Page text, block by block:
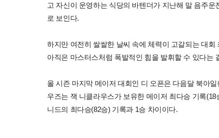
고 자신이 운영하는 식당의 바텐더가 지난해 말 음주
로 보인다.
하지만 여전히 쌀쌀한 날씨 속에 체력이 고갈되는 대
아직은 마스터스처럼 폭발적인 힘을 발휘할 수 있다는
올 시즌 마지막 메이저 대회인 디 오픈은 다음달 북아
우즈는 잭 니클라우스가 보유한 메이저 최다승 기록
니드의 최다승(82승) 기록과 1승 차이이다.